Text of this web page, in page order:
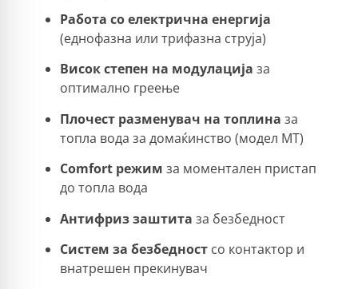
Работа со електрична енергија
(еднофазна или трифазна струја)
Висок степен на модулација за
оптимално греење
Плочест разменувач на топлина за
топла вода за домаќинство (модел MT)
Comfort режим за моментален пристап
до топла вода
Антифриз заштита за безбедност
Систем за безбедност со контактор и
внатрешен прекинувач